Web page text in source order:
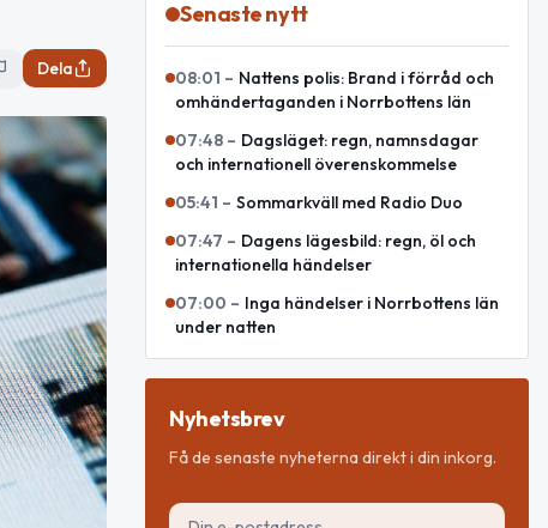
Dela
Senaste nytt
08:01 – Nattens polis: Brand i förråd och
omhändertaganden i Norrbottens län
07:48 – Dagsläget: regn, namnsdagar
och internationell överenskommelse
05:41 – Sommarkväll med Radio Duo
07:47 – Dagens lägesbild: regn, öl och
internationella händelser
07:00 – Inga händelser i Norrbottens län
under natten
Nyhetsbrev
Få de senaste nyheterna direkt i din inkorg.